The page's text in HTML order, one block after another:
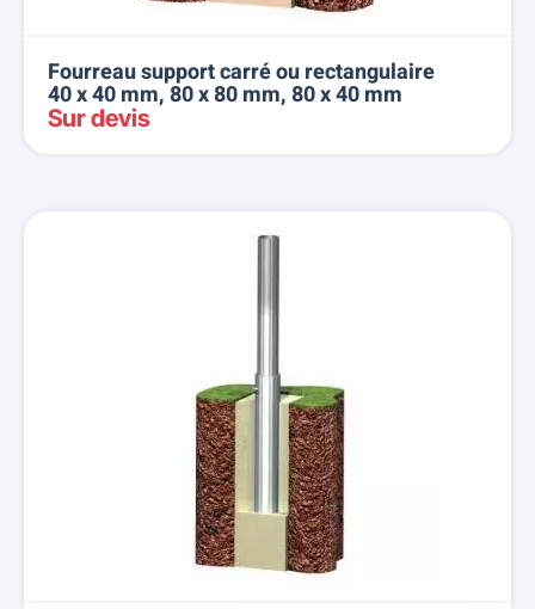
Fourreau support carré ou rectangulaire
40 x 40 mm, 80 x 80 mm, 80 x 40 mm
Sur devis